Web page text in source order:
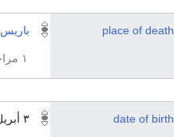
place of death باريس
١ مراجع
date of birth ٣ أبريل 1776